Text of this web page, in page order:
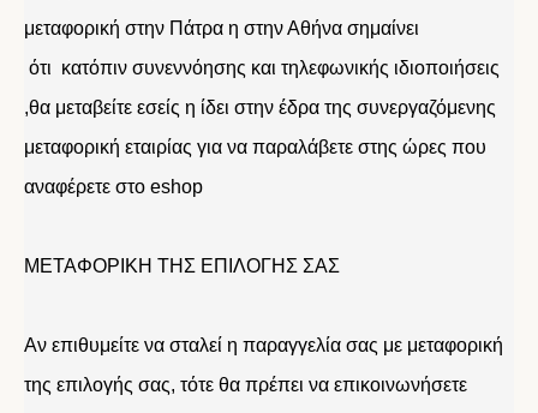
μεταφορική στην Πάτρα η στην Αθήνα σημαίνει
ότι κατόπιν συνεννόησης και τηλεφωνικής ιδιοποιήσεις
,θα μεταβείτε εσείς η ίδει στην έδρα της συνεργαζόμενης
μεταφορική εταιρίας για να παραλάβετε στης ώρες που
αναφέρετε στο eshop
ΜΕΤΑΦΟΡΙΚΗ ΤΗΣ ΕΠΙΛΟΓΗΣ ΣΑΣ
Αν επιθυμείτε να σταλεί η παραγγελία σας με μεταφορική
της επιλογής σας, τότε θα πρέπει να επικοινωνήσετε